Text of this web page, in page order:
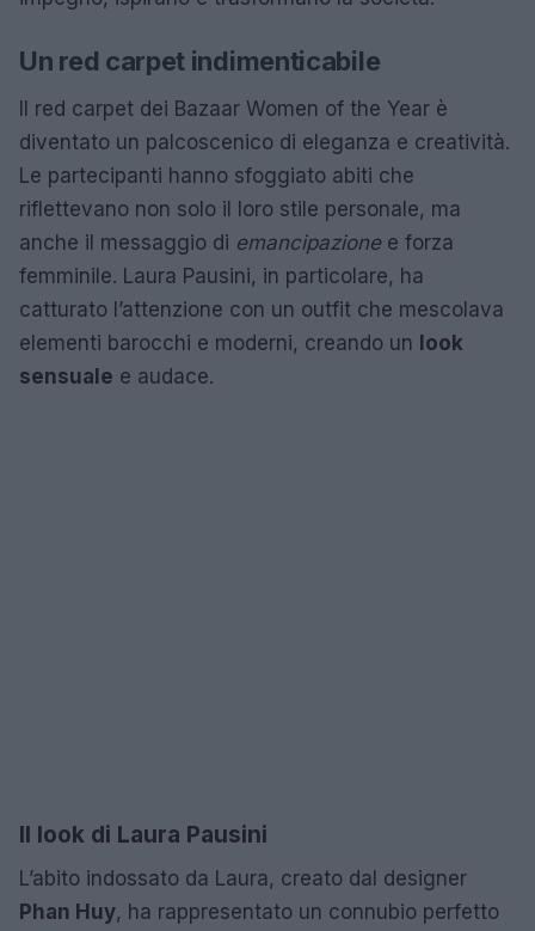
Un red carpet indimenticabile
Il red carpet dei Bazaar Women of the Year è
diventato un palcoscenico di eleganza e creatività.
Le partecipanti hanno sfoggiato abiti che
riflettevano non solo il loro stile personale, ma
anche il messaggio di emancipazionee forza
femminile. Laura Pausini, in particolare, ha
catturato l’attenzione con un outfit che mescolava
elementi barocchi e moderni, creando un look
sensuale e audace.
Il look di Laura Pausini
L’abito indossato da Laura, creato dal designer
Phan Huy, ha rappresentato un connubio perfetto